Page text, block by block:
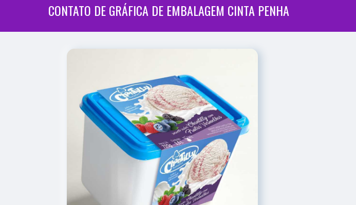
CONTATO DE GRÁFICA DE EMBALAGEM CINTA PENHA